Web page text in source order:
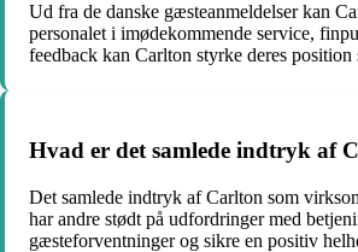
Ud fra de danske gæsteanmeldelser kan
personalet i imødekommende service,
feedback kan Carlton styrke deres
Hvad er det samlede indtryk af
Det samlede indtryk af Carlton som
har andre stødt på udfordringer med
gæsteforventninger og sikre en positiv